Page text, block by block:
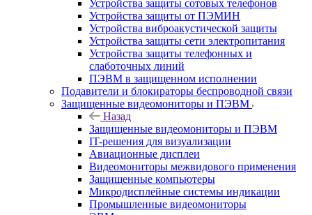
Устройства защиты сотовых телефонов
Устройства защиты от ПЭМИН
Устройства виброакустической защиты
Устройства защиты сети электропитания
Устройства защиты телефонных и
слаботочных линий
ПЭВМ в защищенном исполнении
Подавители и блокираторы беспроводной связи
Защищенные видеомониторы и ПЭВМ
Назад
Защищенные видеомониторы и ПЭВМ
IT-решения для визуализации
Авиационные дисплеи
Видеомониторы межвидового применения
Защищенные компьютеры
Микродисплейные системы индикации
Промышленные видеомониторы